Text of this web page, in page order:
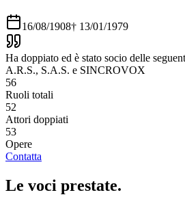
16/08/1908† 13/01/1979
Ha doppiato ed è stato socio delle
A.R.S., S.A.S. e SINCROVOX
56
Ruoli totali
52
Attori doppiati
53
Opere
Contatta
Le voci prestate.